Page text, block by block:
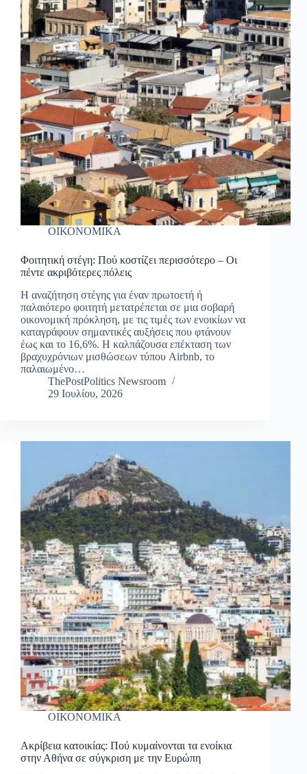
ΟΙΚΟΝΟΜΙΚΑ
Φοιτητική στέγη: Πού κοστίζει περισσότερο – Οι
πέντε ακριβότερες πόλεις
Η αναζήτηση στέγης για έναν πρωτοετή ή
παλαιότερο φοιτητή μετατρέπεται σε μια σοβαρή
οικονομική πρόκληση, με τις τιμές των ενοικίων να
καταγράφουν σημαντικές αυξήσεις που φτάνουν
έως και το 16,6%. Η καλπάζουσα επέκταση των
βραχυχρόνιων μισθώσεων τύπου Airbnb, το
παλαιωμένο…
ThePostPolitics Newsroom
29 Ιουλίου, 2026
ΟΙΚΟΝΟΜΙΚΑ
Ακρίβεια κατοικίας: Πού κυμαίνονται τα ενοίκια
στην Αθήνα σε σύγκριση με την Ευρώπη